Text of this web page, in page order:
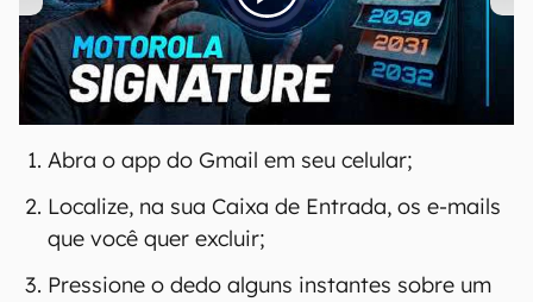
00:00/20:46
Abra o app do Gmail em seu celular;
Localize, na sua Caixa de Entrada, os e-mails
que você quer excluir;
Pressione o dedo alguns instantes sobre um